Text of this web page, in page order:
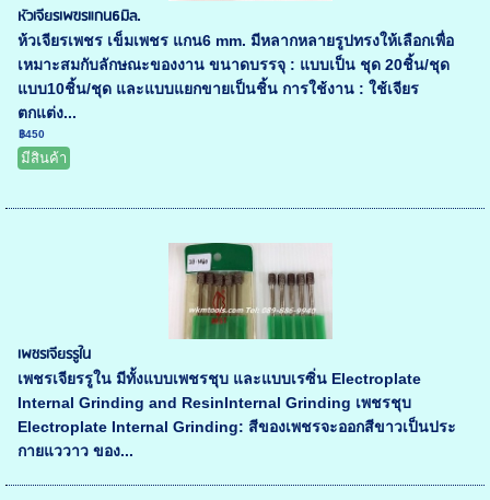
หัวเจียรเพฃรแกน6มิล.
ห้วเจียรเพชร เข็มเพชร แกน6 mm. มีหลากหลายรูปทรงให้เลือกเพื่อ
เหมาะสมกับลักษณะของงาน ขนาดบรรจุ : แบบเป็น ชุด 20ชิ้น/ชุด
แบบ10ชิ้น/ชุด และแบบแยกขายเป็นชิ้น การใช้งาน : ใช้เจียร
ตกแต่ง...
฿450
มีสินค้า
เพชรเจียรรูใน
เพชรเจียรรูใน มีทั้งแบบเพชรชุบ และแบบเรซิ่น Electroplate
Internal Grinding and ResinInternal Grinding เพชรชุบ
Electroplate Internal Grinding: สีของเพชรจะออกสีขาวเป็นประ
กายแววาว ของ...